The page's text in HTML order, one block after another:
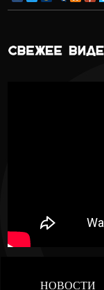
НОВОСТИ